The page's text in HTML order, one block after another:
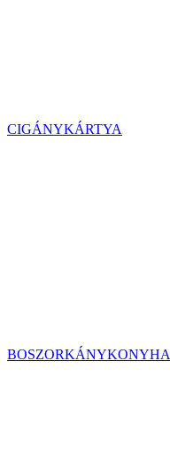
CIGÁNYKÁRTYA
BOSZORKÁNYKONYHA